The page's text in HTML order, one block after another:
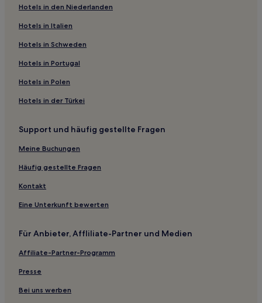
Campbell Hotels
Alexandria Hotels
Hotels nahe Northern Lights Casino
Hotels nahe Red Lake Community Center
Casino Hotels
Dorset Hotels
Wirt Hotels
Flom Hotels
Aitkin County: Hotels
Hubbard County: Hotels
Western Hotels
Foxhome Hotels
Halstad Hotels
Hotels nahe Sanford Thief River Falls Medical Center
Albany Hotels
Hotels in den Niederlanden
Hotels in Italien
Hotels in Schweden
Hotels in Portugal
Hotels in Polen
Hotels in der Türkei
Support und häufig gestellte Fragen
Meine Buchungen
Häufig gestellte Fragen
Kontakt
Eine Unterkunft bewerten
Für Anbieter, Affliliate-Partner und Medien
Affiliate-Partner-Programm
Presse
Bei uns werben